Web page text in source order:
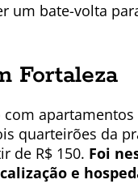
um bate-volta
Fortaleza
quarteirões da
de R$ 150. Foi
e